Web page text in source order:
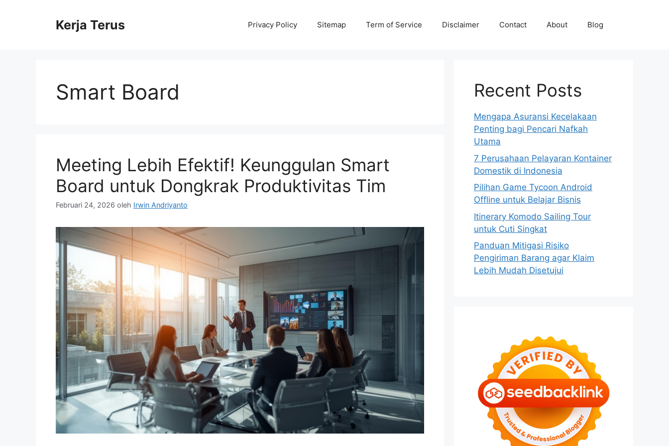
Kerja Terus Privacy Policy Sitemap Term of Service Disclaimer Contact About Blog
Smart Board
Meeting Lebih Efektif! Keunggulan Smart
Board untuk Dongkrak Produktivitas Tim
Februari 24, 2026 oleh Irwin Andriyanto
Recent Posts
Mengapa Asuransi Kecelakaan
Penting bagi Pencari Nafkah
Utama
7 Perusahaan Pelayaran Kontainer
Domestik di Indonesia
Pilihan Game Tycoon Android
Offline untuk Belajar Bisnis
Itinerary Komodo Sailing Tour
untuk Cuti Singkat
Panduan Mitigasi Risiko
Pengiriman Barang agar Klaim
Lebih Mudah Disetujui